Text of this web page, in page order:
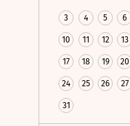
3 4 5 6
10 11 12 13
17 18 19 20
24 25 26 27
31